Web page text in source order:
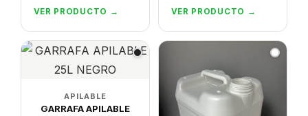
VER PRODUCTO → VER PRODUCTO →
APILABLE
GARRAFA APILABLE